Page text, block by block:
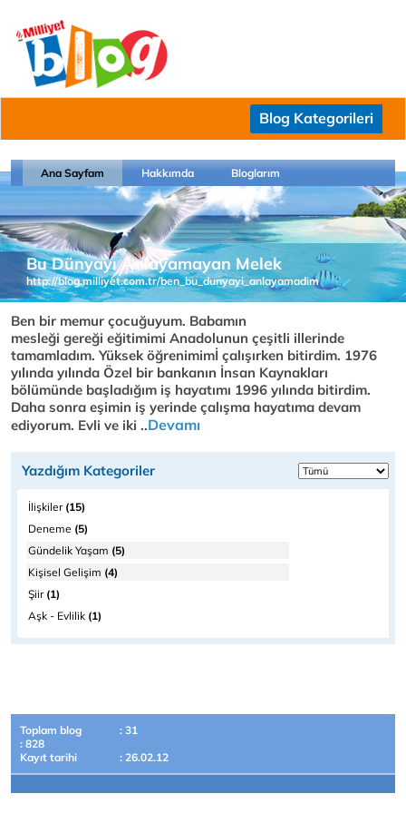
Blog Kategorileri
Ana Sayfam Hakkımda Bloglarım
Bu Dünyayı Anlayamayan Melek
http://blog.milliyet.com.tr/ben_bu_dunyayi_anlayamadim
Ben bir memur çocuğuyum. Babamın
mesleği gereği eğitimimi Anadolunun çeşitli illerinde
tamamladım. Yüksek öğrenimimİ çalışırken bitirdim. 1976
yılında yılında Özel bir bankanın İnsan Kaynakları
bölümünde başladığım iş hayatımı 1996 yılında bitirdim.
Daha sonra eşimin iş yerinde çalışma hayatıma devam
ediyorum. Evli ve iki ..Devamı
Yazdığım Kategoriler
İlişkiler(15)
Deneme (5)
Gündelik Yaşam (5)
Kişisel Gelişim (4)
Şiir(1)
Aşk - Evlilik (1)
Toplam blog
: 31
: 828
Kayıt tarihi
: 26.02.12